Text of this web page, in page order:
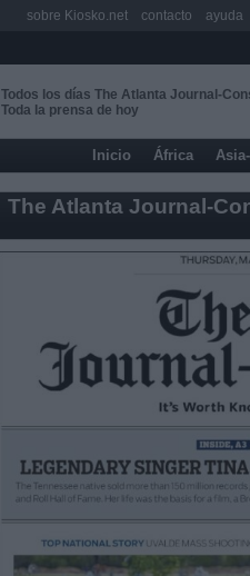
Todos los días The Atlanta Journal-
Toda la prensa de hoy
Inicio África
The Atlanta Journal-
sobre Kiosko.net contacto ayuda